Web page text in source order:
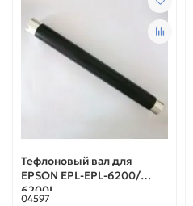
Тефлоновый вал для
EPSON EPL-EPL-6200/
6200L
04597